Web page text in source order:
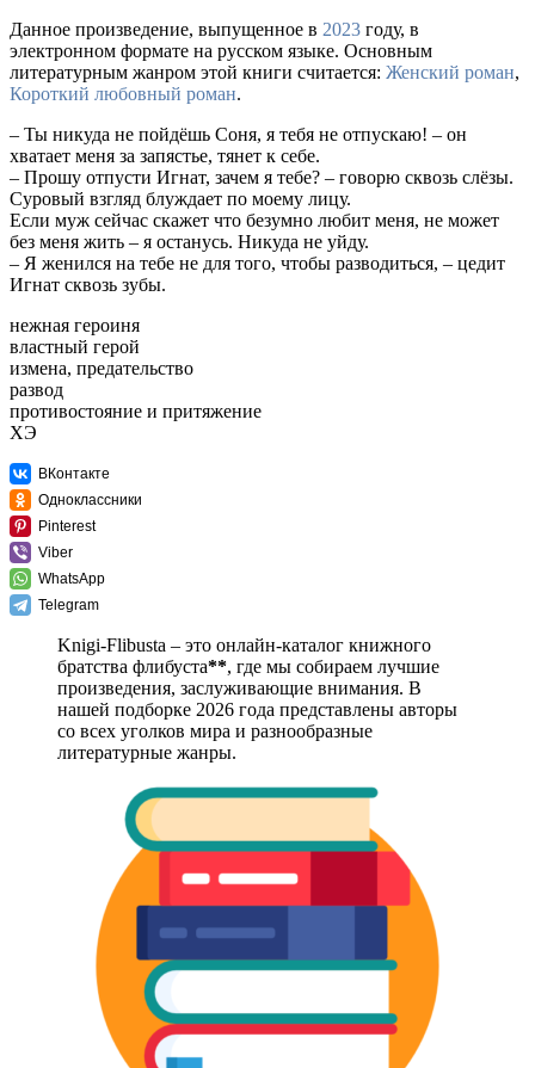
Данное произведение, выпущенное в 2023 году, в
электронном формате на русском языке. Основным
литературным жанром этой книги считается: Женский роман,
Короткий любовный роман.
– Ты никуда не пойдёшь Соня, я тебя не отпускаю! – он
хватает меня за запястье, тянет к себе.
– Прошу отпусти Игнат, зачем я тебе? – говорю сквозь слёзы.
Суровый взгляд блуждает по моему лицу.
Если муж сейчас скажет что безумно любит меня, не может
без меня жить – я останусь. Никуда не уйду.
– Я женился на тебе не для того, чтобы разводиться, – цедит
Игнат сквозь зубы.
нежная героиня
властный герой
измена, предательство
развод
противостояние и притяжение
ХЭ
ВКонтакте
Одноклассники
Pinterest
Viber
WhatsApp
Telegram
Knigi-Flibusta – это онлайн-каталог книжного
братства флибуста**, где мы собираем лучшие
произведения, заслуживающие внимания. В
нашей подборке 2026 года представлены авторы
со всех уголков мира и разнообразные
литературные жанры.